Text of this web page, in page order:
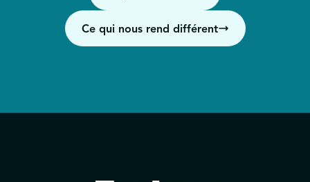
Vous cachez vos dettes ou vos dépenses
Ce qui nous rend différent